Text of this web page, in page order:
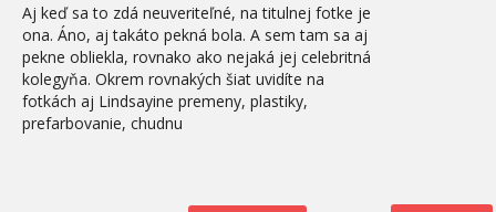
Aj keď sa to zdá neuveriteľné, na titulnej fotke je
ona. Áno, aj takáto pekná bola. A sem tam sa aj
pekne obliekla, rovnako ako nejaká jej celebritná
kolegyňa. Okrem rovnakých šiat uvidíte na
fotkách aj Lindsayine premeny, plastiky,
prefarbovanie, chudnu